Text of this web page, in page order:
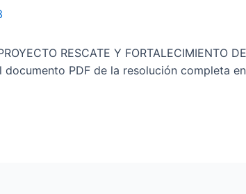
RESCATE Y FORTALECIMIENTO
PDF de la resolución completa